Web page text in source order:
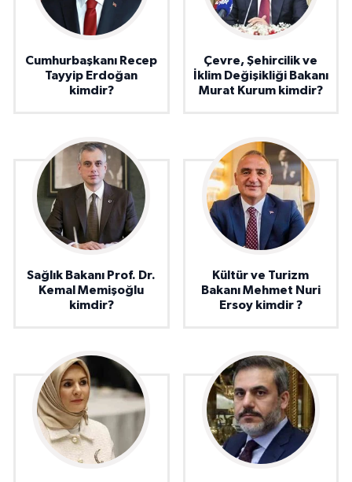
Cumhurbaşkanı Recep
Tayyip Erdoğan
kimdir?
Çevre, Şehircilik ve
İklim Değişikliği Bakanı
Murat Kurum kimdir?
Sağlık Bakanı Prof. Dr.
Kemal Memişoğlu
kimdir?
Kültür ve Turizm
Bakanı Mehmet Nuri
Ersoy kimdir ?